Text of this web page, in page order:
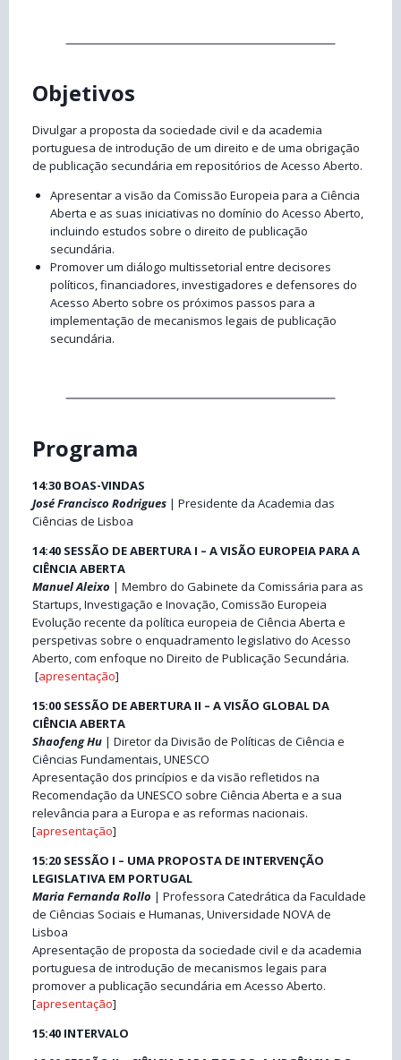
Objetivos
Divulgar a proposta da sociedade civil e da academia
portuguesa de introdução de um direito e de uma obrigação
de publicação secundária em repositórios de Acesso Aberto.
Apresentar a visão da Comissão Europeia para a Ciência
Aberta e as suas iniciativas no domínio do Acesso Aberto,
incluindo estudos sobre o direito de publicação
secundária.
Promover um diálogo multissetorial entre decisores
políticos, financiadores, investigadores e defensores do
Acesso Aberto sobre os próximos passos para a
implementação de mecanismos legais de publicação
secundária.
Programa
14:30 BOAS-VINDAS
José Francisco Rodrigues | Presidente da Academia das
Ciências de Lisboa
14:40 SESSÃO DE ABERTURA I – A VISÃO EUROPEIA PARA A
CIÊNCIA ABERTA
Manuel Aleixo | Membro do Gabinete da Comissária para as
Startups, Investigação e Inovação, Comissão Europeia
Evolução recente da política europeia de Ciência Aberta e
perspetivas sobre o enquadramento legislativo do Acesso
Aberto, com enfoque no Direito de Publicação Secundária.
[apresentação]
15:00 SESSÃO DE ABERTURA II – A VISÃO GLOBAL DA
CIÊNCIA ABERTA
Shaofeng Hu | Diretor da Divisão de Políticas de Ciência e
Ciências Fundamentais, UNESCO
Apresentação dos princípios e da visão refletidos na
Recomendação da UNESCO sobre Ciência Aberta e a sua
relevância para a Europa e as reformas nacionais.
[apresentação]
15:20 SESSÃO I – UMA PROPOSTA DE INTERVENÇÃO
LEGISLATIVA EM PORTUGAL
Maria Fernanda Rollo | Professora Catedrática da Faculdade
de Ciências Sociais e Humanas, Universidade NOVA de
Lisboa
Apresentação de proposta da sociedade civil e da academia
portuguesa de introdução de mecanismos legais para
promover a publicação secundária em Acesso Aberto.
[apresentação]
15:40 INTERVALO